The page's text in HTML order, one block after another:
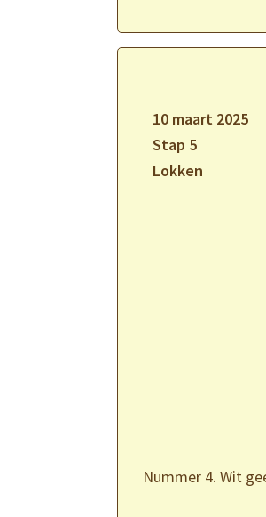
10 maart 2025
Stap 5
Lokken
Nummer 4. Wit